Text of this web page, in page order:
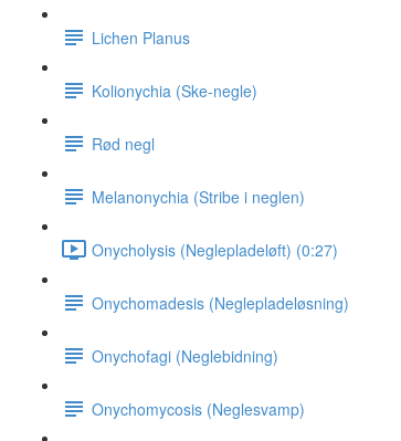
Lichen Planus
Kolionychia (Ske-negle)
Rød negl
Melanonychia (Stribe i neglen)
Onycholysis (Neglepladeløft) (0:27)
Onychomadesis (Neglepladeløsning)
Onychofagi (Neglebidning)
Onychomycosis (Neglesvamp)